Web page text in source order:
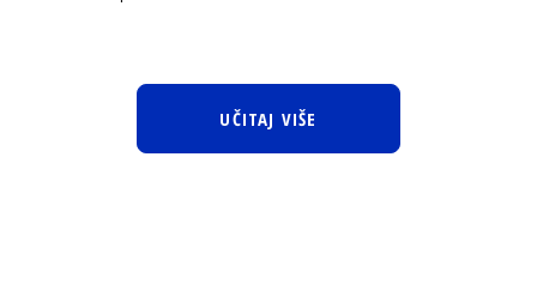
UČITAJ VIŠE